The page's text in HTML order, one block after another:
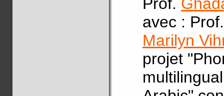
avec :
Marilyn
projet